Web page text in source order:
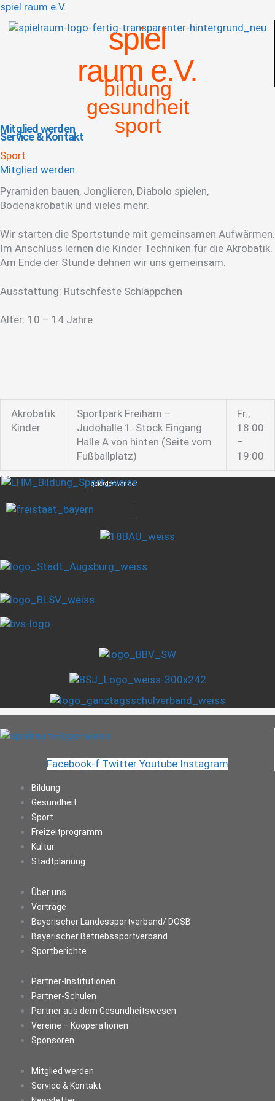
spiel raum e.V.
spiel
raum e.V.
bildung
gesundheit
sport
Mitglied werden
Service & Kontakt
Sport
Mitglied werden
Pyramiden bauen, Jonglieren, Diabolo spielen,
Bodenakrobatik und vieles mehr.
Wir starten die Sportstunde mit gemeinsamen Aufwärmen.
Im Anschluss lernen die Kinder Techniken für die Akrobatik.
Am Ende der Stunde dehnen wir uns gemeinsam.
Ausstattung: Rutschfeste Schläppchen
Alter: 10 – 14 Jahre
Akrobatik
Kinder
Sportpark Freiham –
Judohalle 1. Stock Eingang
Halle A von hinten (Seite vom
Fußballplatz)
Fr.,
18:00
–
19:00
gefördert von der
Facebook-f Twitter Youtube Instagram
Bildung
Gesundheit
Sport
Freizeitprogramm
Kultur
Stadtplanung
Über uns
Vorträge
Bayerischer Landessportverband/ DOSB
Bayerischer Betriebssportverband
Sportberichte
Partner-Institutionen
Partner-Schulen
Partner aus dem Gesundheitswesen
Vereine – Kooperationen
Sponsoren
Mitglied werden
Service & Kontakt